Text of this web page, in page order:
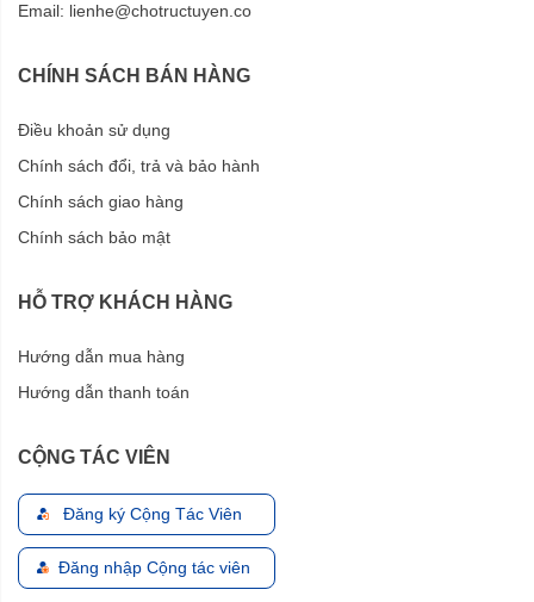
Email: lienhe@chotructuyen.co
CHÍNH SÁCH BÁN HÀNG
Điều khoản sử dụng
Chính sách đổi, trả và bảo hành
Chính sách giao hàng
Chính sách bảo mật
HỖ TRỢ KHÁCH HÀNG
Hướng dẫn mua hàng
Hướng dẫn thanh toán
CỘNG TÁC VIÊN
Đăng ký Cộng Tác Viên
Đăng nhập Cộng tác viên